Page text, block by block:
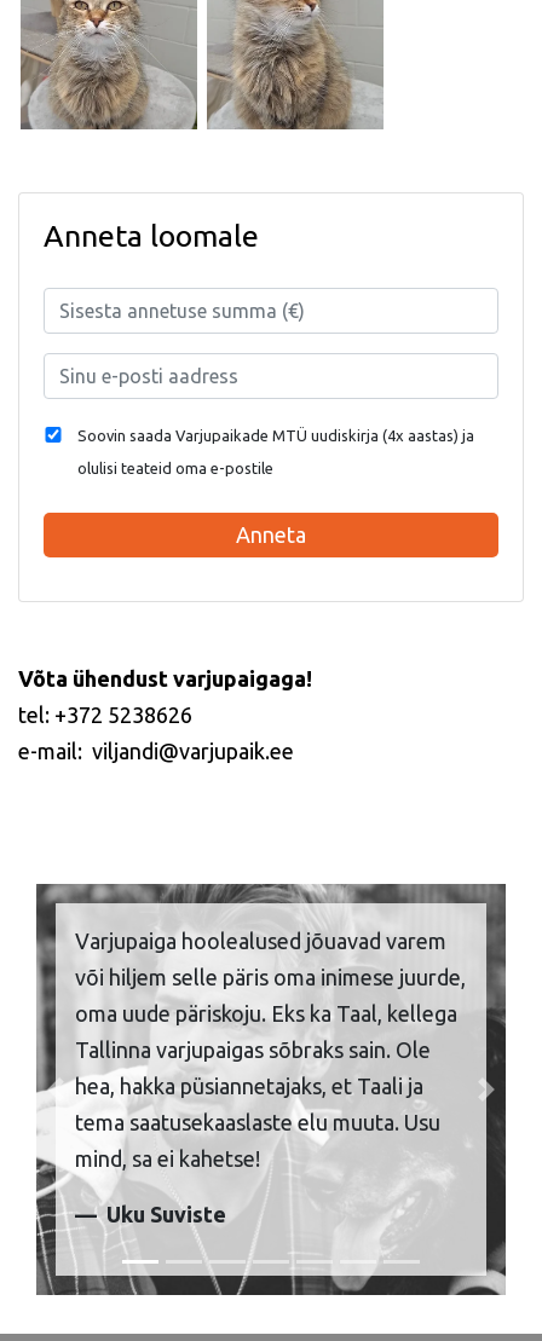
Anneta loomale
Soovin saada Varjupaikade MTÜ uudiskirja (4x aastas) ja
olulisi teateid oma e-postile
Anneta
Võta ühendust varjupaigaga!
tel: +372 5238626
e-mail: viljandi@varjupaik.ee
Varjupaiga hoolealused jõuavad varem
või hiljem selle päris oma inimese juurde,
oma uude päriskoju. Eks ka Taal, kellega
Tallinna varjupaigas sõbraks sain. Ole
hea, hakka püsiannetajaks, et Taali ja
tema saatusekaaslaste elu muuta. Usu
mind, sa ei kahetse!
Uku Suviste
Previous Next